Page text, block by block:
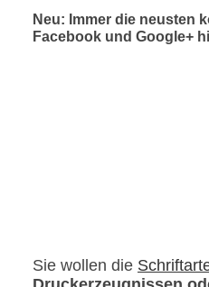
Neu: Immer die neusten
Facebook und Google+
Sie wollen die